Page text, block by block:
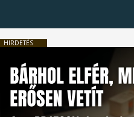
HIRDETÉS